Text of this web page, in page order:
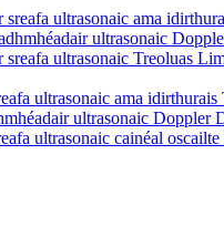
sreafa ultrasonaic ama
ultrasonaic
sreafa ultrasonaic Treoluas
ultrasonaic ama idirthurais
ultrasonaic Doppler
ultrasonaic cainéal